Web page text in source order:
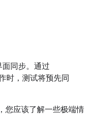
同步。通过
时，测试将预先同
您应该了解一些极端情